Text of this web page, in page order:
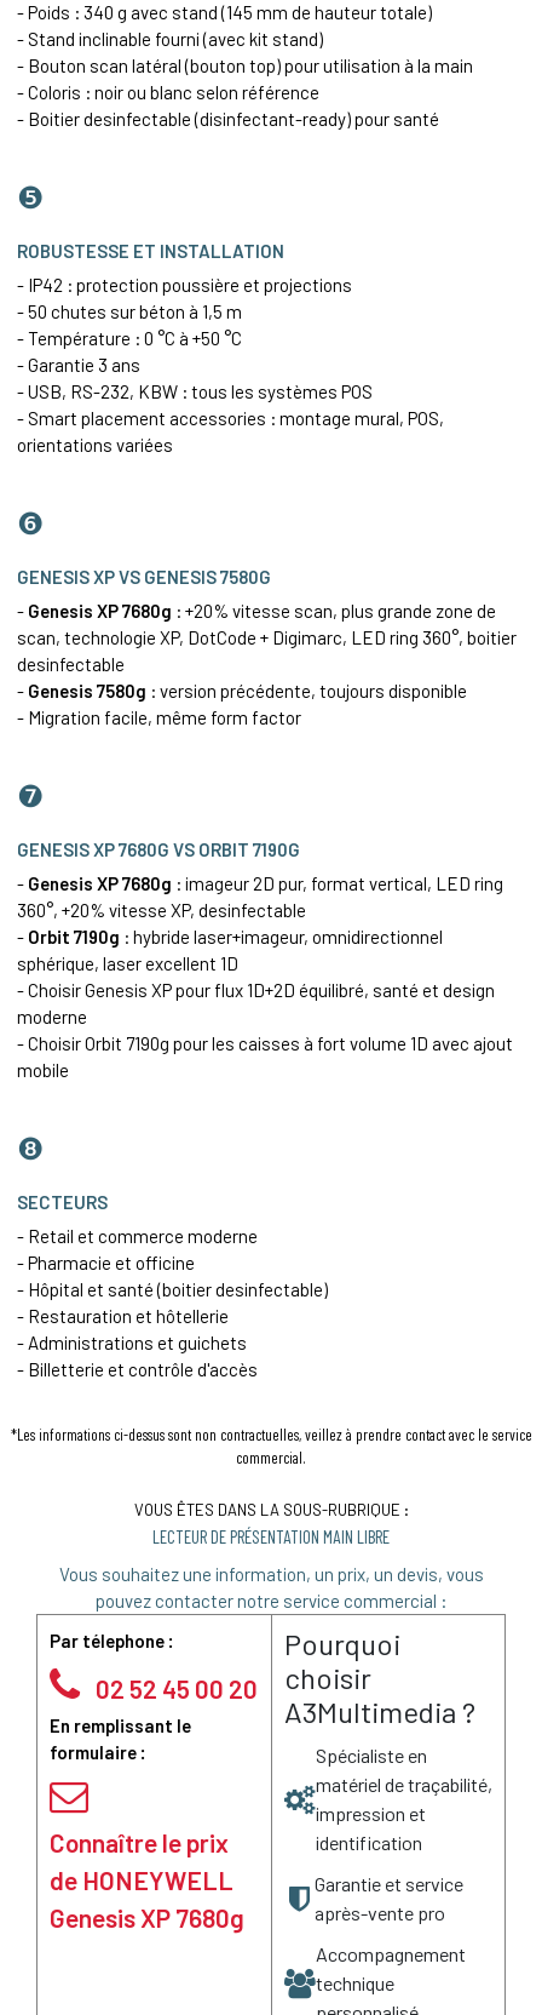
- Poids : 340 g avec stand (145 mm de hauteur totale)
- Stand inclinable fourni (avec kit stand)
- Bouton scan latéral (bouton top) pour utilisation à la main
- Coloris : noir ou blanc selon référence
- Boitier desinfectable (disinfectant-ready) pour santé
❺
ROBUSTESSE ET INSTALLATION
- IP42 : protection poussière et projections
- 50 chutes sur béton à 1,5 m
- Température : 0 °C à +50 °C
- Garantie 3 ans
- USB, RS-232, KBW : tous les systèmes POS
- Smart placement accessories : montage mural, POS,
orientations variées
❻
GENESIS XP VS GENESIS 7580G
- Genesis XP 7680g : +20% vitesse scan, plus grande zone de
scan, technologie XP, DotCode + Digimarc, LED ring 360°, boitier
desinfectable
- Genesis 7580g : version précédente, toujours disponible
- Migration facile, même form factor
❼
GENESIS XP 7680G VS ORBIT 7190G
- Genesis XP 7680g : imageur 2D pur, format vertical, LED ring
360°, +20% vitesse XP, desinfectable
- Orbit 7190g : hybride laser+imageur, omnidirectionnel
sphérique, laser excellent 1D
- Choisir Genesis XP pour flux 1D+2D équilibré, santé et design
moderne
- Choisir Orbit 7190g pour les caisses à fort volume 1D avec ajout
mobile
❽
SECTEURS
- Retail et commerce moderne
- Pharmacie et officine
- Hôpital et santé (boitier desinfectable)
- Restauration et hôtellerie
- Administrations et guichets
- Billetterie et contrôle d'accès
*Les informations ci-dessus sont non contractuelles, veillez à prendre contact avec le service
commercial.
VOUS ÊTES DANS LA SOUS-RUBRIQUE :
LECTEUR DE PRÉSENTATION MAIN LIBRE
Vous souhaitez une information, un prix, un devis, vous
pouvez contacter notre service commercial :
Par télephone :
02 52 45 00 20
En remplissant le
formulaire :
Connaître le prix
de HONEYWELL
Genesis XP 7680g
Pourquoi
choisir
A3Multimedia ?
Spécialiste en
matériel de traçabilité,
impression et
identification
Garantie et service
après-vente pro
Accompagnement
technique